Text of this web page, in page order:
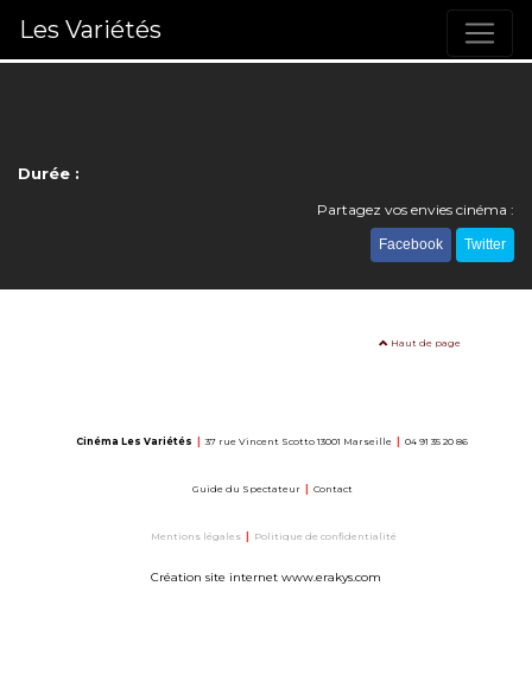
Les Variétés
Durée :
Partagez vos envies cinéma :
Facebook Twitter
Haut de page
Cinéma Les Variétés 37 rue Vincent Scotto 13001 Marseille 04 91 35 20 86
Guide du Spectateur Contact
Mentions légales Politique de confidentialité
Création site internet www.erakys.com